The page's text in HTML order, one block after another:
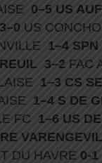
0–5 US
US
1–4 SPN
3–2 FAC
1–3 CS
1–4 S DE
FC 1–6 US
DU HAVRE 0-1